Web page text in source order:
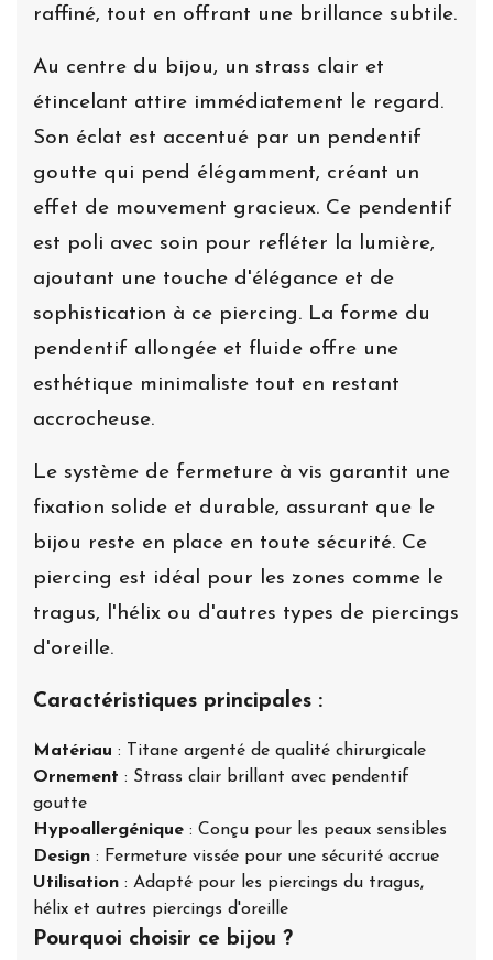
raffiné, tout en offrant une brillance subtile.
Au centre du bijou, un strass clair et
étincelant attire immédiatement le regard.
Son éclat est accentué par un pendentif
goutte qui pend élégamment, créant un
effet de mouvement gracieux. Ce pendentif
est poli avec soin pour refléter la lumière,
ajoutant une touche d'élégance et de
sophistication à ce piercing. La forme du
pendentif allongée et fluide offre une
esthétique minimaliste tout en restant
accrocheuse.
Le système de fermeture à vis garantit une
fixation solide et durable, assurant que le
bijou reste en place en toute sécurité. Ce
piercing est idéal pour les zones comme le
tragus, l'hélix ou d'autres types de piercings
d'oreille.
Caractéristiques principales :
Matériau : Titane argenté de qualité chirurgicale
Ornement : Strass clair brillant avec pendentif
goutte
Hypoallergénique : Conçu pour les peaux sensibles
Design : Fermeture vissée pour une sécurité accrue
Utilisation : Adapté pour les piercings du tragus,
hélix et autres piercings d'oreille
Pourquoi choisir ce bijou ?